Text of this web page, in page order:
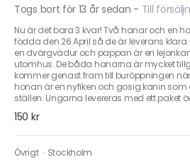
Togs bort för 13 år sedan - Till
Nu är det bara 3 kvar! Två hanar och en
födda den 26 April så de är leverans
en dvärgvädur och pappan är en
utomhus. De båda hanarna är mycket
kommer genast fram till buröppningen
honan är en nyfiken och gosig kanin
ställen. Ungarna levereras med ett paket
150 kr
Övrigt · Stockholm